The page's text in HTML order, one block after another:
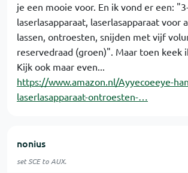
je een mooie voor. En ik vond er een:
laserlasapparaat, laserlasapparaat voor
lassen, ontroesten, snijden met vijf
reservedraad (groen)". Maar toen keek
Kijk ook maar even...
https://www.amazon.nl/Ayyecoeeye-
laserlasapparaat-ontroesten-…
nonius
set SCE to AUX.